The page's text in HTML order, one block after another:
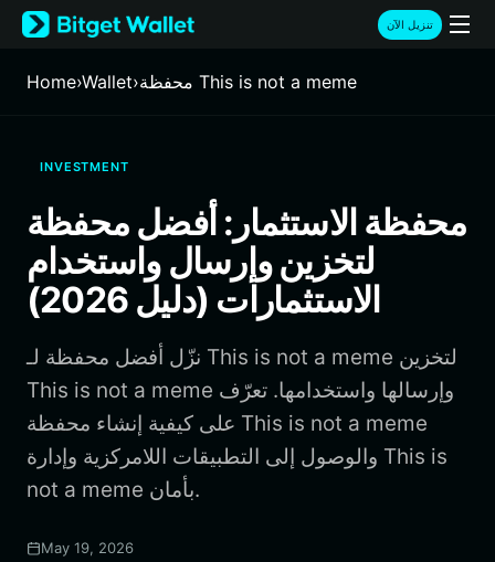
English
日本語
Русский
Italiano
Deutsch
简体中文
繁體中文
Português (Portugal)
ภาษาไทย
हिन्दी
Español
Português (Brasil)
Español (Argentina)
تنزيل الآن
Home›Wallet› محفظة This is not a meme
INVESTMENT
محفظة الاستثمار: أفضل محفظة
لتخزين وإرسال واستخدام
الاستثمارات (دليل 2026)
نزّل أفضل محفظة لـ This is not a meme لتخزين
This is not a meme وإرسالها واستخدامها. تعرّف
على كيفية إنشاء محفظة This is not a meme
والوصول إلى التطبيقات اللامركزية وإدارة This is
not a meme بأمان.
May 19, 2026